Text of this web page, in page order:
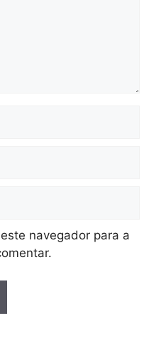
navegador para a